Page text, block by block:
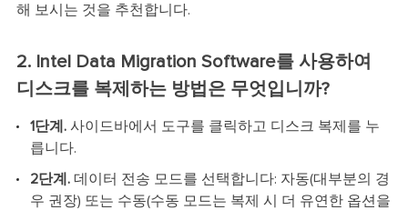
해 보시는 것을 추천합니다.
2. Intel Data Migration Software를 사용하여
디스크를 복제하는 방법은 무엇입니까?
1단계.사이드바에서 도구를 클릭하고 디스크 복제를 누
릅니다.
2단계.데이터 전송 모드를 선택합니다: 자동(대부분의 경
우 권장) 또는 수동(수동 모드는 복제 시 더 유연한 옵션을